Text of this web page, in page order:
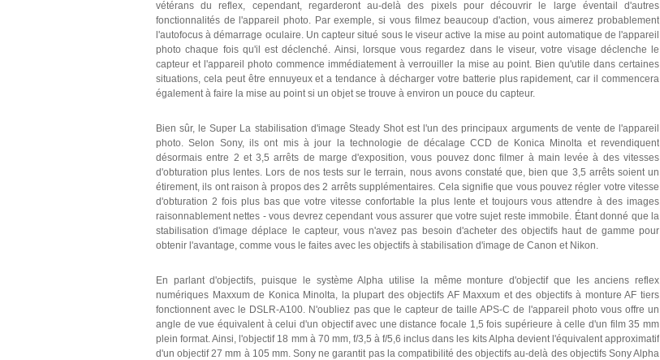
vétérans du reflex, cependant, regarderont au-delà des pixels pour découvrir le large éventail d'autres
fonctionnalités de l'appareil photo. Par exemple, si vous filmez beaucoup d'action, vous aimerez probablement
l'autofocus à démarrage oculaire. Un capteur situé sous le viseur active la mise au point automatique de l'appareil
photo chaque fois qu'il est déclenché. Ainsi, lorsque vous regardez dans le viseur, votre visage déclenche le
capteur et l'appareil photo commence immédiatement à verrouiller la mise au point. Bien qu'utile dans certaines
situations, cela peut être ennuyeux et a tendance à décharger votre batterie plus rapidement, car il commencera
également à faire la mise au point si un objet se trouve à environ un pouce du capteur.
Bien sûr, le Super La stabilisation d'image Steady Shot est l'un des principaux arguments de vente de l'appareil
photo. Selon Sony, ils ont mis à jour la technologie de décalage CCD de Konica Minolta et revendiquent
désormais entre 2 et 3,5 arrêts de marge d'exposition, vous pouvez donc filmer à main levée à des vitesses
d'obturation plus lentes. Lors de nos tests sur le terrain, nous avons constaté que, bien que 3,5 arrêts soient un
étirement, ils ont raison à propos des 2 arrêts supplémentaires. Cela signifie que vous pouvez régler votre vitesse
d'obturation 2 fois plus bas que votre vitesse confortable la plus lente et toujours vous attendre à des images
raisonnablement nettes - vous devrez cependant vous assurer que votre sujet reste immobile. Étant donné que la
stabilisation d'image déplace le capteur, vous n'avez pas besoin d'acheter des objectifs haut de gamme pour
obtenir l'avantage, comme vous le faites avec les objectifs à stabilisation d'image de Canon et Nikon.
En parlant d'objectifs, puisque le système Alpha utilise la même monture d'objectif que les anciens reflex
numériques Maxxum de Konica Minolta, la plupart des objectifs AF Maxxum et des objectifs à monture AF tiers
fonctionnent avec le DSLR-A100. N'oubliez pas que le capteur de taille APS-C de l'appareil photo vous offre un
angle de vue équivalent à celui d'un objectif avec une distance focale 1,5 fois supérieure à celle d'un film 35 mm
plein format. Ainsi, l'objectif 18 mm à 70 mm, f/3,5 à f/5,6 inclus dans les kits Alpha devient l'équivalent approximatif
d'un objectif 27 mm à 105 mm. Sony ne garantit pas la compatibilité des objectifs au-delà des objectifs Sony Alpha